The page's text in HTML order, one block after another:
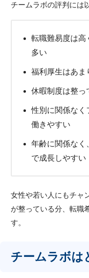
チームラボの評判には
転職難易度は高
多い
福利厚生はあま
休暇制度は整っ
性別に関係なく
働きやすい
年齢に関係なく
で成長しやすい
女性や若い人にもチャ
が整っている分、転職
す。
チームラボは